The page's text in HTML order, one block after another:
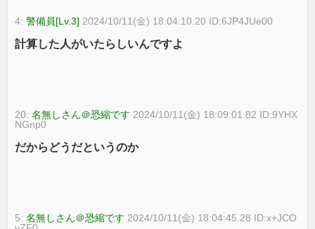
4:警備員[Lv.3] 2024/10/11(金) 18:04:10.20 ID:6JP4JUe00
計算した人がいたらしいんですよ
20:名無しさん＠恐縮です 2024/10/11(金) 18:09:01.82 ID:9YHX
NGnp0
だからどうだというのか
5:名無しさん＠恐縮です 2024/10/11(金) 18:04:45.28 ID:x+JCO